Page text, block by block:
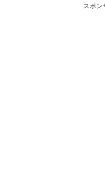
スポン